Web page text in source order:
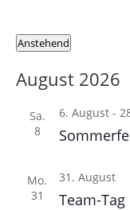
Anstehend
wählen.
August 2026
Sa.
8
6. August-
Mo.
31
Team-Tag
31. August